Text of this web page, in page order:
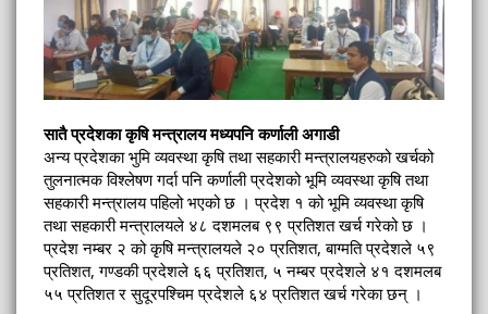
सातै प्रदेशका कृषि मन्त्रालय मध्यपनि कर्णाली अगाडी
अन्य प्रदेशका भुमि व्यवस्था कृषि तथा सहकारी मन्त्रालयहरुको खर्चको
तुलनात्मक विश्लेषण गर्दा पनि कर्णाली प्रदेशको भूमि व्यवस्था कृषि तथा
सहकारी मन्त्रालय पहिलो भएको छ । प्रदेश १ को भूमि व्यवस्था कृषि
तथा सहकारी मन्त्रालयले ४८ दशमलब ९९ प्रतिशत खर्च गरेको छ ।
प्रदेश नम्बर २ को कृषि मन्त्रालयले २० प्रतिशत, बाग्मति प्रदेशले ५९
प्रतिशत, गण्डकी प्रदेशले ६६ प्रतिशत, ५ नम्बर प्रदेशले ४१ दशमलब
५५ प्रतिशत र सुदूरपश्चिम प्रदेशले ६४ प्रतिशत खर्च गरेका छन् ।